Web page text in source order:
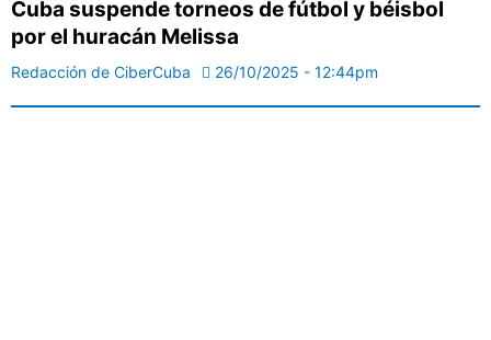
Cuba suspende torneos de fútbol y béisbol
por el huracán Melissa
Redacción de CiberCuba 26/10/2025 - 12:44pm